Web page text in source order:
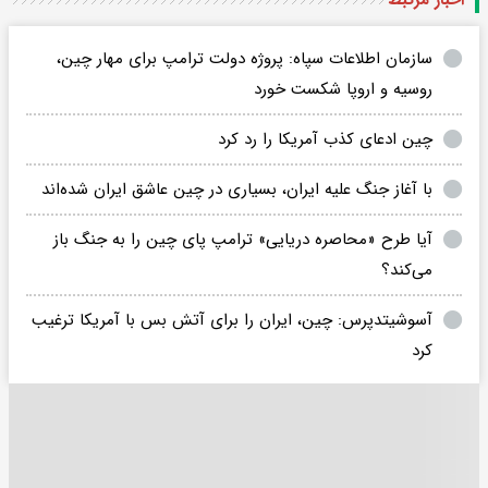
سازمان اطلاعات سپاه: پروژه دولت ترامپ برای مهار چین،
روسیه و اروپا شکست خورد
چین ادعای کذب آمریکا را رد کرد
با آغاز جنگ علیه ایران، بسیاری در چین عاشق ایران شده‌اند
آیا طرح «محاصره دریایی» ترامپ پای چین را به جنگ باز
می‌کند؟
آسوشیتدپرس: چین، ایران را برای آتش بس با آمریکا ترغیب
کرد